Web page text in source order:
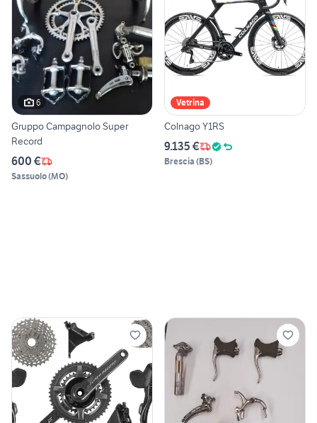
6
Gruppo Campagnolo Super
Record
600 €
Sassuolo(MO)
Vetrina
Colnago Y1RS
9.135 €
Brescia (BS)